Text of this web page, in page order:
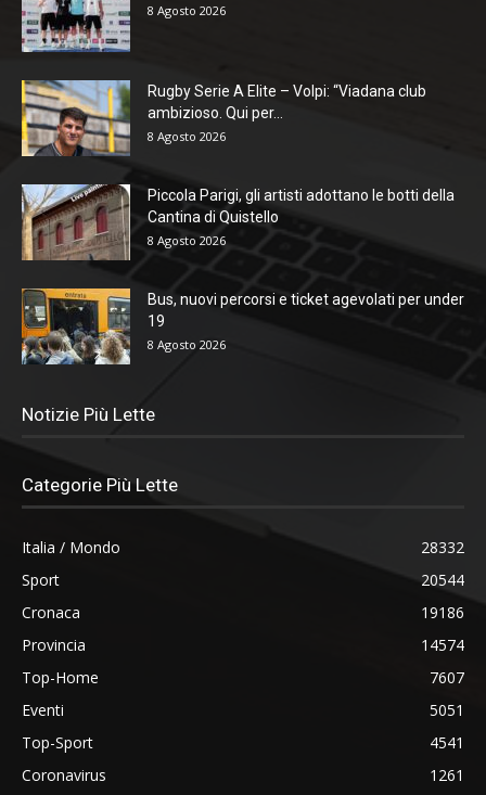
8 Agosto 2026
Rugby Serie A Elite – Volpi: “Viadana club
ambizioso. Qui per...
8 Agosto 2026
Piccola Parigi, gli artisti adottano le botti della
Cantina di Quistello
8 Agosto 2026
Bus, nuovi percorsi e ticket agevolati per under
19
8 Agosto 2026
Notizie Più Lette
Categorie Più Lette
Italia / Mondo
28332
Sport
20544
Cronaca
19186
Provincia
14574
Top-Home
7607
Eventi
5051
Top-Sport
4541
Coronavirus
1261